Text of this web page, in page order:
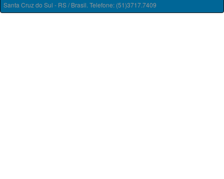
Santa Cruz do Sul - RS / Brasil. Telefone: (51)3717.7409